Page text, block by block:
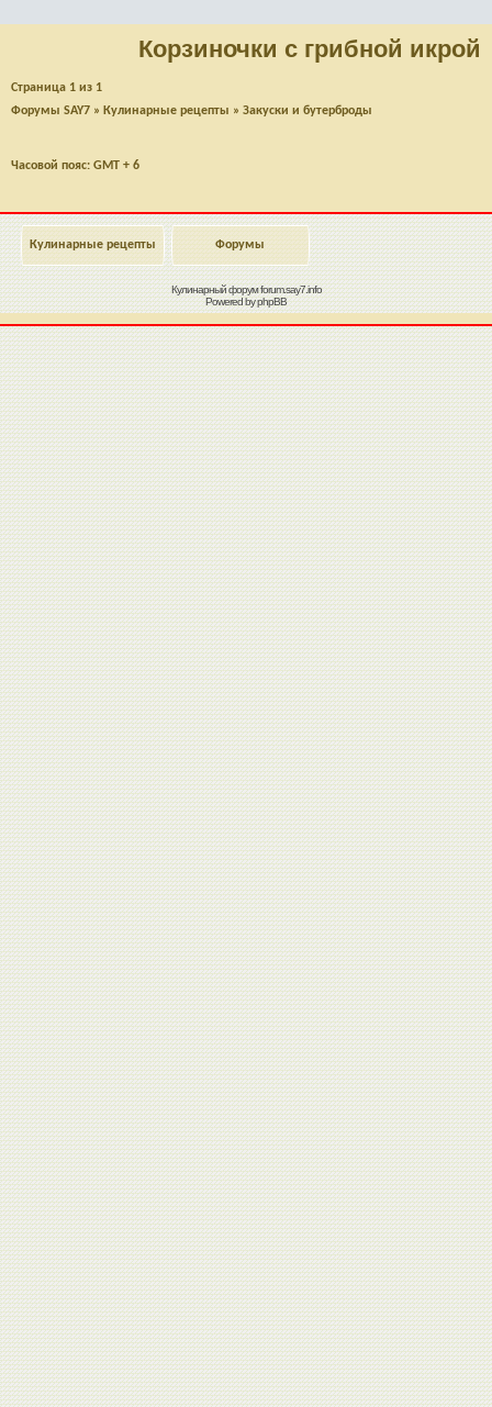
Корзиночки с грибной икрой
Страница 1 из 1
Форумы SAY7 » Кулинарные рецепты » Закуски и бутерброды
Часовой пояс: GMT + 6
Кулинарные рецепты Форумы
Кулинарный форумforum.say7.info
Powered byphpBB